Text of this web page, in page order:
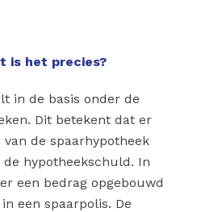
is het precies?
in de basis onder de
Dit betekent dat er
de spaarhypotheek
hypotheekschuld. In
een bedrag opgebouwd
een spaarpolis. De